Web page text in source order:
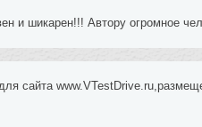
и шикарен!!! Автору огромное
сайта